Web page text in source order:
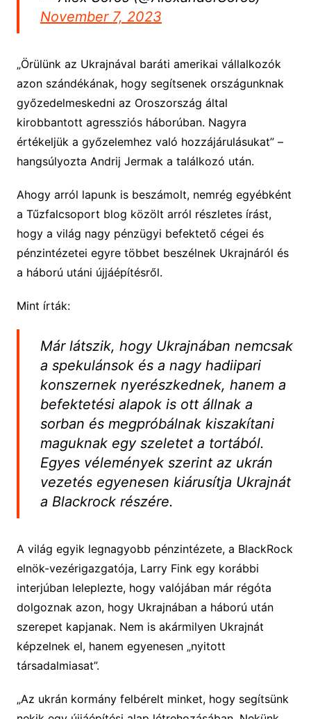
November 7, 2023
„Örülünk az Ukrajnával baráti amerikai vállalkozók
azon szándékának, hogy segítsenek országunknak
győzedelmeskedni az Oroszország által
kirobbantott agressziós háborúban. Nagyra
értékeljük a győzelemhez való hozzájárulásukat” –
hangsúlyozta Andrij Jermak a találkozó után.
Ahogy arról lapunk is beszámolt, nemrég egyébként
a Tűzfalcsoport blog közölt arról részletes írást,
hogy a világ nagy pénzügyi befektető cégei és
pénzintézetei egyre többet beszélnek Ukrajnáról és
a háború utáni újjáépítésről.
Mint írták:
Már látszik, hogy Ukrajnában nemcsak
a spekulánsok és a nagy hadiipari
konszernek nyerészkednek, hanem a
befektetési alapok is ott állnak a
sorban és megpróbálnak kiszakítani
maguknak egy szeletet a tortából.
Egyes vélemények szerint az ukrán
vezetés egyenesen kiárusítja Ukrajnát
a Blackrock részére.
A világ egyik legnagyobb pénzintézete, a BlackRock
elnök-vezérigazgatója, Larry Fink egy korábbi
interjúban leleplezte, hogy valójában már régóta
dolgoznak azon, hogy Ukrajnában a háború után
szerepet kapjanak. Nem is akármilyen Ukrajnát
képzelnek el, hanem egyenesen „nyitott
társadalmiasat”.
„Az ukrán kormány felbérelt minket, hogy segítsünk